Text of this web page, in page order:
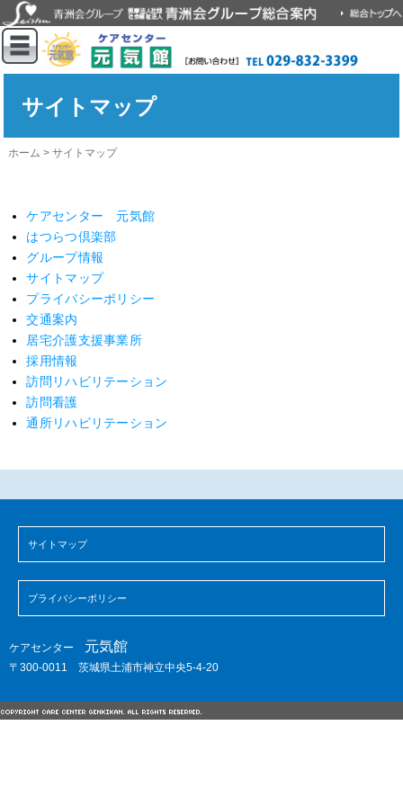
サイトマップ
ホーム >サイトマップ
ケアセンター 元気館
はつらつ倶楽部
グループ情報
サイトマップ
プライバシーポリシー
交通案内
居宅介護支援事業所
採用情報
訪問リハビリテーション
訪問看護
通所リハビリテーション
サイトマップ
プライバシーポリシー
ケアセンター 元気館
〒300-0011 茨城県土浦市神立中央5-4-20